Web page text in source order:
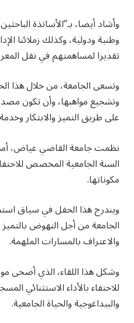
وأشاد أيضا، بـ”الأساتذة
وطنية ودولية، وكذلك زملائنا
تقديرا لمساهمتهم في نقل
وتسعى الجامعة، من خلال هذا
وتشجيع مواهبها، وأن تكون مصدر
على طريق التميز والابتكار
نظمت جامعة القاضي عياض،
السنة الجامعية المخصص
مكوناتها.
ويندرج هذا الحفل في سياق
الجامعة من أجل النهوض بالتميز
والاعتراف بالمسارات الملهمة.
وشكل هذا اللقاء، الذي أضحى
للاحتفاء بالأداء الاستثنائي
والبيداغوجية والحياة الجامعية.